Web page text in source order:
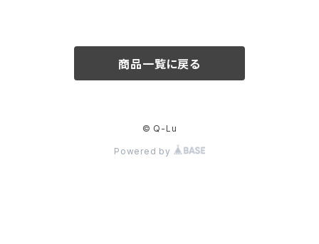
商品一覧に戻る
© Q-Lu
Powered by